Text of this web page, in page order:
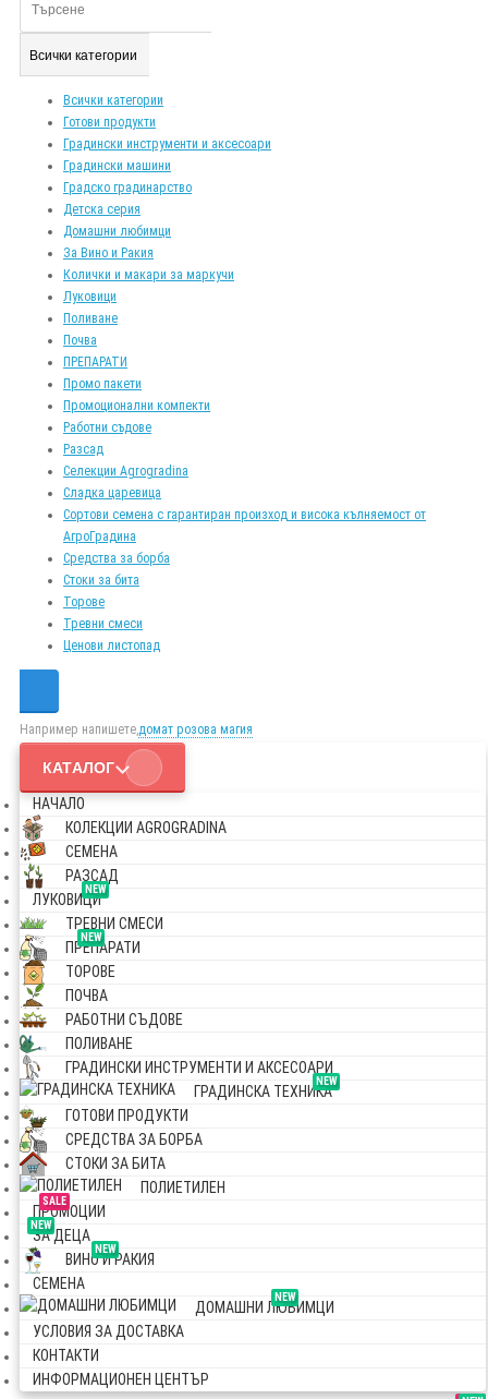
Всички категории
Всички категории
Готови продукти
Градински инструменти и аксесоари
Градински машини
Градско градинарство
Детска серия
Домашни любимци
За Вино и Ракия
Колички и макари за маркучи
Луковици
Поливане
Почва
ПРЕПАРАТИ
Промо пакети
Промоционални компекти
Работни съдове
Разсад
Селекции Agrogradina
Сладка царевица
Сортови семена с гарантиран произход и висока кълняемост от
АгроГрадина
Средства за борба
Стоки за бита
Торове
Тревни смеси
Ценови листопад
Например напишете,домат розова магия
КАТАЛОГ
НАЧАЛО
КОЛЕКЦИИ AGROGRADINA
СЕМЕНА
РАЗСАД
NEW
ЛУКОВИЦИ
ТРЕВНИ СМЕСИ
NEW
ПРЕПАРАТИ
ТОРОВЕ
ПОЧВА
РАБОТНИ СЪДОВЕ
ПОЛИВАНЕ
ГРАДИНСКИ ИНСТРУМЕНТИ И АКСЕСОАРИ
NEW
ГРАДИНСКА ТЕХНИКА
ГОТОВИ ПРОДУКТИ
СРЕДСТВА ЗА БОРБА
СТОКИ ЗА БИТА
ПОЛИЕТИЛЕН
SALE
ПРОМОЦИИ
NEW
ЗА ДЕЦА
NEW
ВИНО И РАКИЯ
СЕМЕНА
NEW
ДОМАШНИ ЛЮБИМЦИ
УСЛОВИЯ ЗА ДОСТАВКА
КОНТАКТИ
ИНФОРМАЦИОНЕН ЦЕНТЪР